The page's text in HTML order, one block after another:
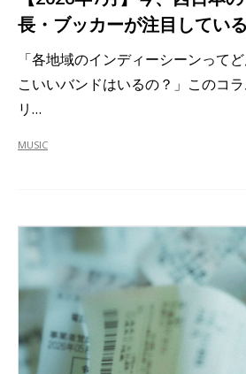
長・ブッカーが注目してい
「各地域のインディーシーンって
こいいバンドはいるの？」このコ
リ…
MUSIC